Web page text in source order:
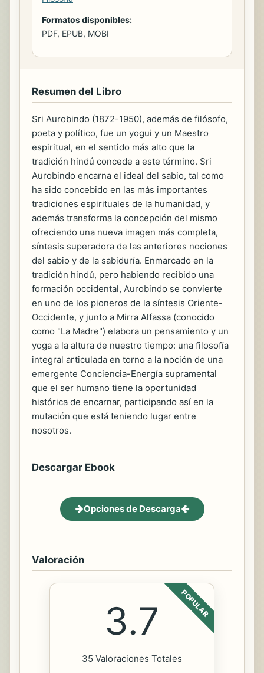
Formatos disponibles:
PDF, EPUB, MOBI
Resumen del Libro
Sri Aurobindo (1872-1950), además de filósofo,
poeta y político, fue un yogui y un Maestro
espiritual, en el sentido más alto que la
tradición hindú concede a este término. Sri
Aurobindo encarna el ideal del sabio, tal como
ha sido concebido en las más importantes
tradiciones espirituales de la humanidad, y
además transforma la concepción del mismo
ofreciendo una nueva imagen más completa,
síntesis superadora de las anteriores nociones
del sabio y de la sabiduría. Enmarcado en la
tradición hindú, pero habiendo recibido una
formación occidental, Aurobindo se convierte
en uno de los pioneros de la síntesis Oriente-
Occidente, y junto a Mirra Alfassa (conocido
como "La Madre") elabora un pensamiento y un
yoga a la altura de nuestro tiempo: una filosofía
integral articulada en torno a la noción de una
emergente Conciencia-Energía supramental
que el ser humano tiene la oportunidad
histórica de encarnar, participando así en la
mutación que está teniendo lugar entre
nosotros.
Descargar Ebook
Opciones de Descarga
Valoración
POPULAR
3.7
35 Valoraciones Totales